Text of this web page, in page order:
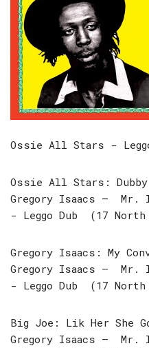
Ossie All Stars ‎-
Ossie All Stars: Dubby
Gregory Isaacs – Mr.
‎- Leggo Dub (17 North
Gregory Isaacs: My
Gregory Isaacs – Mr.
‎- Leggo Dub (17 North
Big Joe: Lik Her She
Gregory Isaacs – Mr.